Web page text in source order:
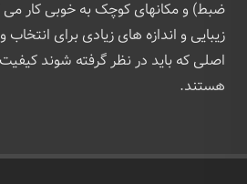
ضبط) و مکانهای کوچک به خوبی کار می
زیبایی و اندازه های زیادی برای انتخاب
اصلی که باید در نظر گرفته شوند
هستند.